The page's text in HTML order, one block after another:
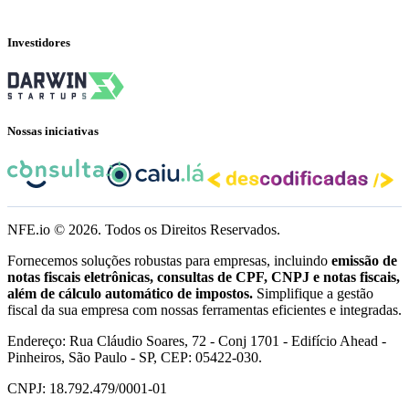
Investidores
Nossas iniciativas
NFE.io © 2026. Todos os Direitos Reservados.
Fornecemos soluções robustas para empresas, incluindo emissão de
notas fiscais eletrônicas, consultas de CPF, CNPJ e notas fiscais,
além de cálculo automático de impostos. Simplifique a gestão
fiscal da sua empresa com nossas ferramentas eficientes e integradas.
Endereço: Rua Cláudio Soares, 72 - Conj 1701 - Edifício Ahead -
Pinheiros, São Paulo - SP, CEP: 05422-030.
CNPJ: 18.792.479/0001-01